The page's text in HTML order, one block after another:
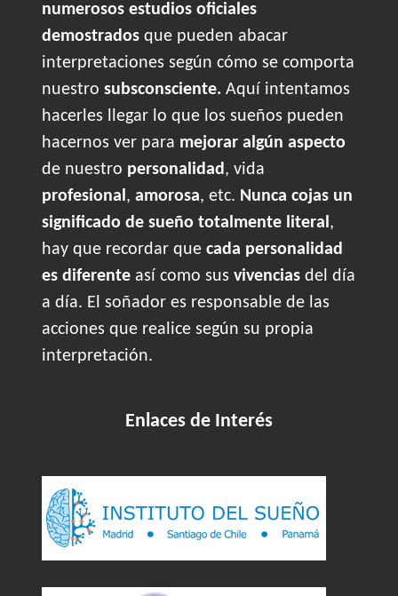
numerosos estudios oficiales
demostrados que pueden abacar
interpretaciones según cómo se comporta
nuestro subsconsciente. Aquí intentamos
hacerles llegar lo que los sueños pueden
hacernos ver para mejorar algún aspecto
de nuestro personalidad, vida
profesional, amorosa, etc. Nunca cojas un
significado de sueño totalmente literal,
hay que recordar que cada personalidad
es diferente así como sus vivencias del día
a día. El soñador es responsable de las
acciones que realice según su propia
interpretación.
Enlaces de Interés